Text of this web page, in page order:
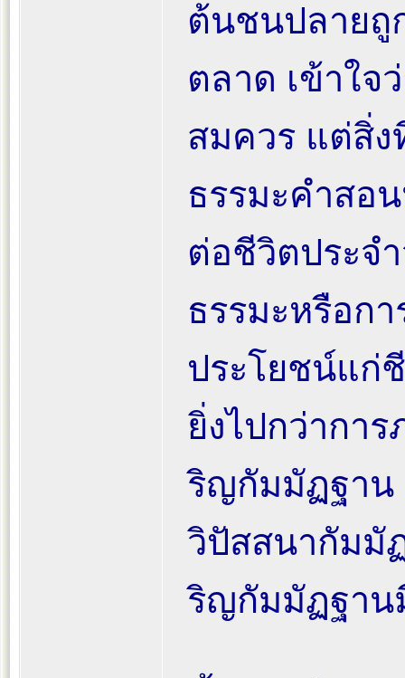
ต้นชนปลายถู
ตลาด เข้าใจ
สมควร แต่สิ่ง
ธรรมะคำสอ
ต่อชีวิตประจ
ธรรมะหรือกา
ประโยชน์แก่
ยิ่งไปกว่ากา
ริญกัมมัฏฐาน
วิปัสสนากัมมั
ริญกัมมัฏฐาน